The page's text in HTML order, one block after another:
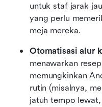
untuk staf jarak
yang perlu
meja mereka.
Otomatisasi alur
menawarkan
memungkinkan
rutin (misalnya,
jatuh tempo